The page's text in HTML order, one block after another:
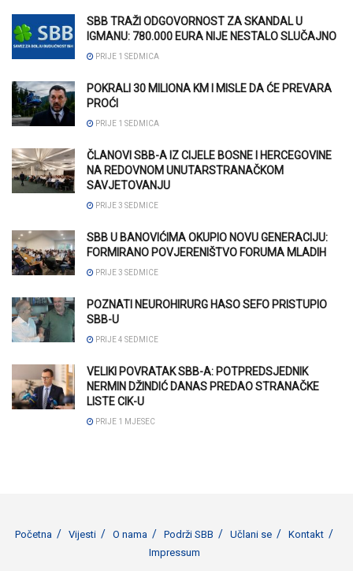
SBB TRAŽI ODGOVORNOST ZA SKANDAL U
IGMANU: 780.000 EURA NIJE NESTALO SLUČAJNO
PRIJE 1 SEDMICA
POKRALI 30 MILIONA KM I MISLE DA ĆE PREVARA
PROĆI
PRIJE 1 SEDMICA
ČLANOVI SBB-A IZ CIJELE BOSNE I HERCEGOVINE
NA REDOVNOM UNUTARSTRANAČKOM
SAVJETOVANJU
PRIJE 3 SEDMICE
SBB U BANOVIĆIMA OKUPIO NOVU GENERACIJU:
FORMIRANO POVJERENIŠTVO FORUMA MLADIH
PRIJE 3 SEDMICE
POZNATI NEUROHIRURG HASO SEFO PRISTUPIO
SBB-U
PRIJE 4 SEDMICE
VELIKI POVRATAK SBB-A: POTPREDSJEDNIK
NERMIN DŽINDIĆ DANAS PREDAO STRANAČKE
LISTE CIK-U
PRIJE 1 MJESEC
Početna Vijesti O nama Podrži SBB Učlani se
Kontakt
Impressum